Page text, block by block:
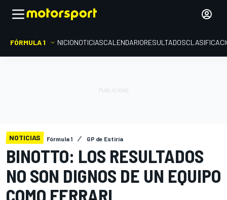
FÓRMULA 1 INICIONOTICIASCALENDARIORESULTADOS
NOTICIAS Fórmula 1 GP de Estiria
BINOTTO: LOS RESULTADOS
NO SON DIGNOS DE UN EQUIPO
COMO FERRARI